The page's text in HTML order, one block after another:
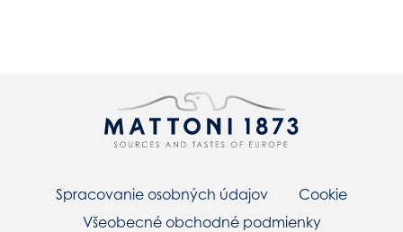
Spracovanie osobných údajov
Cookie
Všeobecné obchodné podmienky